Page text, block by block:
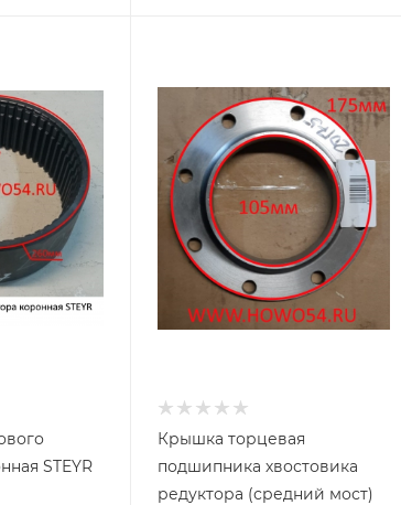
STEYR
Крышка торцевая
подшипника хвостовика
редуктора (средний мост)